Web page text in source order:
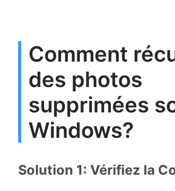
Comment
des photos
supprimées
Windows?
Solution 1: Vérifiez la